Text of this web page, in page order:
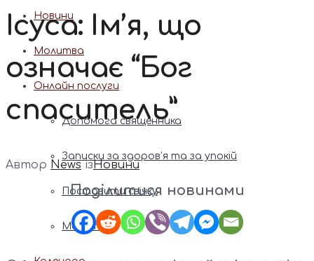
Новини
Молитва
Онлайн послуги
Допомога священника
Записки за здоров’я та за упокій
Поставити свічку
Молитви
Ісуса: Ім’я, що
означає “Бог
спаситель”
Автор News ізНовини
Поділитися новинами